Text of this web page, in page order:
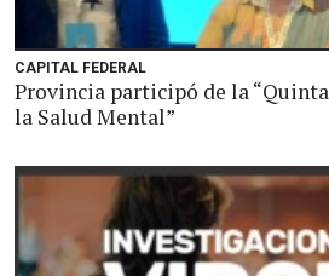
CAPITAL FEDERAL
Provincia participó de la
la Salud Mental”